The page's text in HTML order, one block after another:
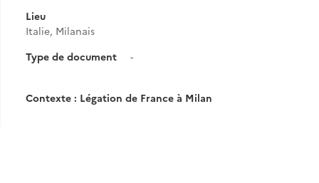
Lieu
Italie, Milanais
Type de document
-
Contexte : Légation de France à Milan